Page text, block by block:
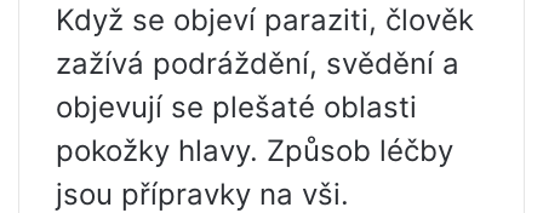
Když se objeví paraziti, člověk
zažívá podráždění, svědění a
objevují se plešaté oblasti
pokožky hlavy. Způsob léčby
jsou přípravky na vši.